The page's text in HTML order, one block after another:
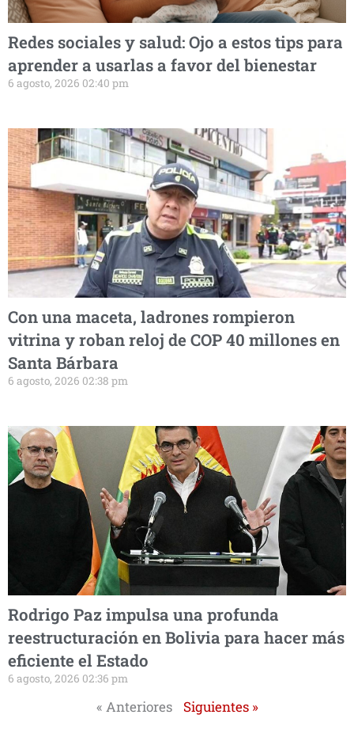
Redes sociales y salud: Ojo a estos tips para
aprender a usarlas a favor del bienestar
6 agosto, 2026 02:40 pm
Con una maceta, ladrones rompieron
vitrina y roban reloj de COP 40 millones en
Santa Bárbara
6 agosto, 2026 02:38 pm
Rodrigo Paz impulsa una profunda
reestructuración en Bolivia para hacer más
eficiente el Estado
6 agosto, 2026 02:36 pm
« Anteriores Siguientes »